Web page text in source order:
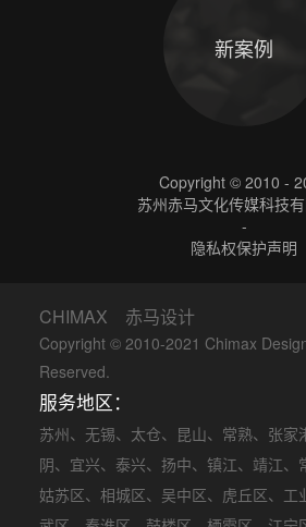
新案例
Copyright © 2010 -
苏州赤马文化传媒科技
-
隐私权保护声明
CHIMAX 赤马设计
Copyright © 2010-2021 Chimax
Reserved.
服务地区：
苏州、 无锡、 太仓、 昆山、 常熟、 张家
阴、 宜兴、 泰兴、 扬中、 镇江、 靖江、
姑苏区、 相城区、 吴中区、 虎丘区、 工